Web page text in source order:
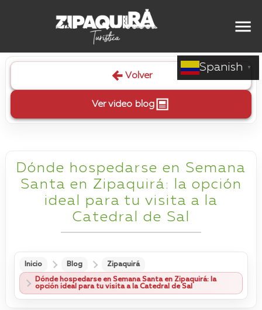
Spanish ▼
Volver
Ver video blog
Dónde hospedarse en Semana
Santa en Zipaquirá: la opción
ideal para tu visita a la
Catedral de Sal
Inicio Blog Zipaquirá
Dónde hospedarse en Semana Santa en Zipaquirá: la
opción ideal para tu visita a la Catedral de Sal